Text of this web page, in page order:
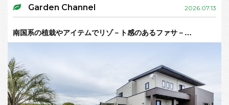
Garden Channel 2026.07.13
南国系の植栽やアイテムでリゾ－ト感のあるファサ－…